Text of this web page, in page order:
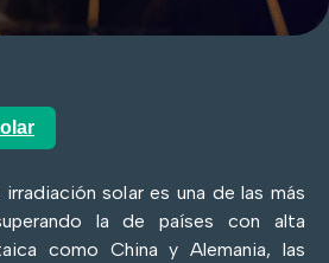
solar es una de las más
la de países con alta
como China y Alemania, las